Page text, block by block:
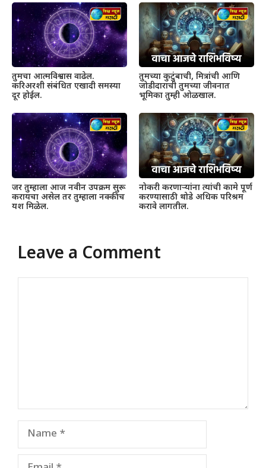
तुमचा आत्मविश्वास वाढेल.
करिअरशी संबंधित एखादी समस्या
दूर होईल.
तुमच्या कुटुंबाची, मित्रांची आणि
जोडीदाराची तुमच्या जीवनात
भूमिका तुम्ही ओळखाल.
जर तुम्हाला आज नवीन उपक्रम सुरू
करायचा असेल तर तुम्हाला नक्कीच
यश मिळेल.
नोकरी करणाऱ्यांना त्यांची कामे पूर्ण
करण्यासाठी थोडे अधिक परिश्रम
करावे लागतील.
Leave a Comment
Name
Email